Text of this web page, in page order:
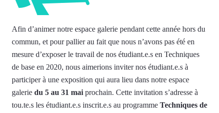
Afin d’animer notre espace galerie pendant cette année hors du
commun, et pour pallier au fait que nous n’avons pas été en
mesure d’exposer le travail de nos étudiant.e.s en Techniques
de base en 2020, nous aimerions inviter nos étudiant.e.s à
participer à une exposition qui aura lieu dans notre espace
galerie du 5 au 31 mai prochain. Cette invitation s’adresse à
tou.te.s les étudiant.e.s inscrit.e.s au programme Techniques de